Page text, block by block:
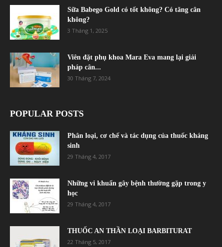
Sữa Babego Gold có tốt không? Có tăng cân
không?
3 Tháng 1, 2025
Viên đặt phụ khoa Mara Eva mang lại giải
pháp cân...
30 Tháng 7, 2024
POPULAR POSTS
Phân loại, cơ chế và tác dụng của thuốc kháng
sinh
29 Tháng 4, 2017
Những vi khuẩn gây bệnh thường gặp trong y
học
29 Tháng 4, 2017
THUỐC AN THẦN LOẠI BARBITURAT
22 Tháng 5, 2017